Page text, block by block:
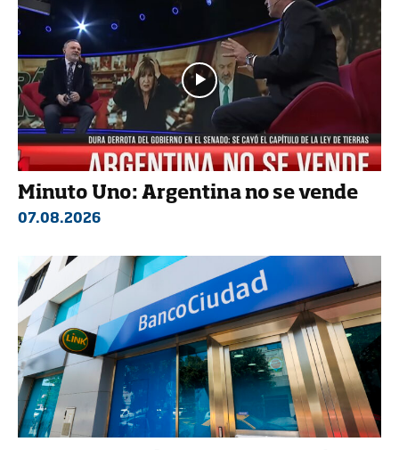
Minuto Uno: Argentina no se vende
07.08.2026